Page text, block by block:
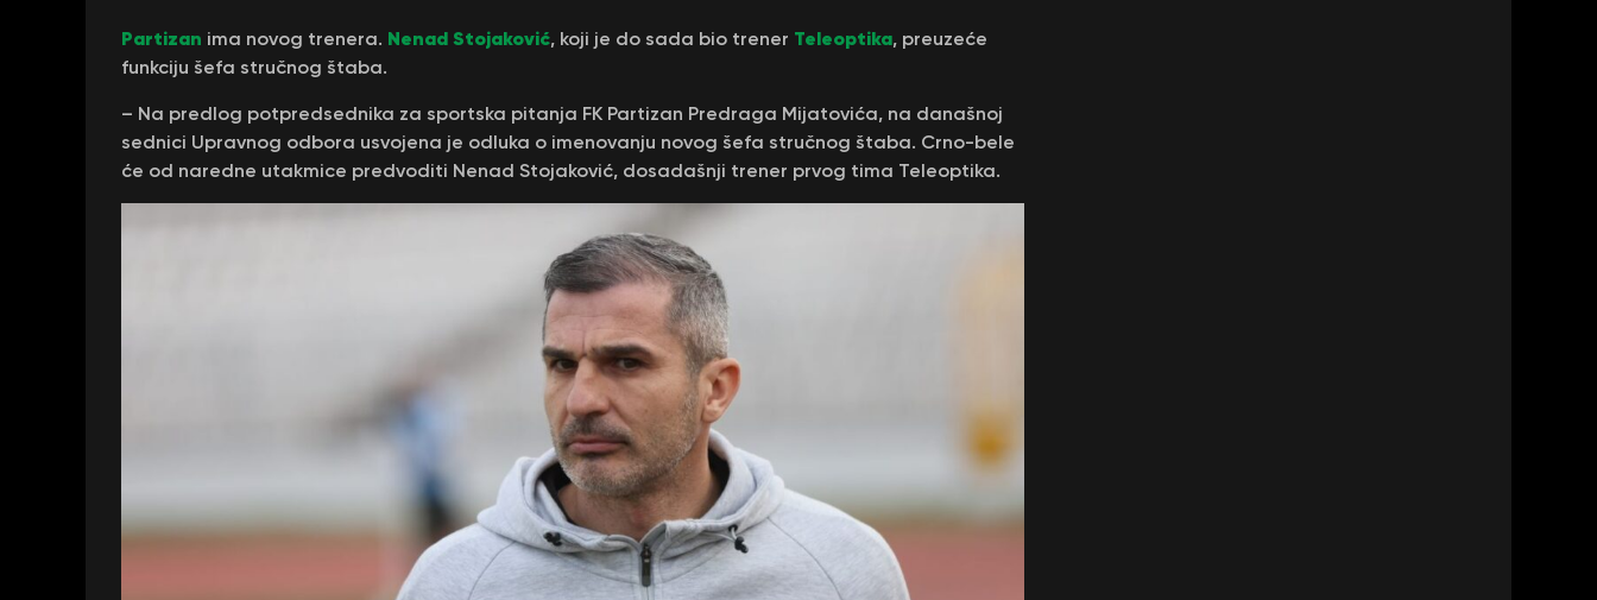
Partizan ima novog trenera. Nenad Stojaković, koji je do sada bio trener Teleoptika, preuzeće
funkciju šefa stručnog štaba.
– Na predlog potpredsednika za sportska pitanja FK Partizan Predraga Mijatovića, na današnoj
sednici Upravnog odbora usvojena je odluka o imenovanju novog šefa stručnog štaba. Crno-bele
će od naredne utakmice predvoditi Nenad Stojaković, dosadašnji trener prvog tima Teleoptika.